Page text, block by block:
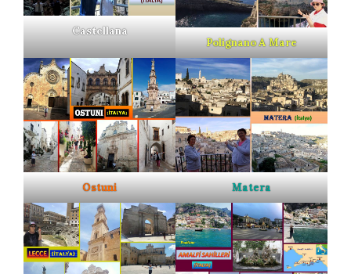
Castellana
Polignano A Mare
Ostuni Matera